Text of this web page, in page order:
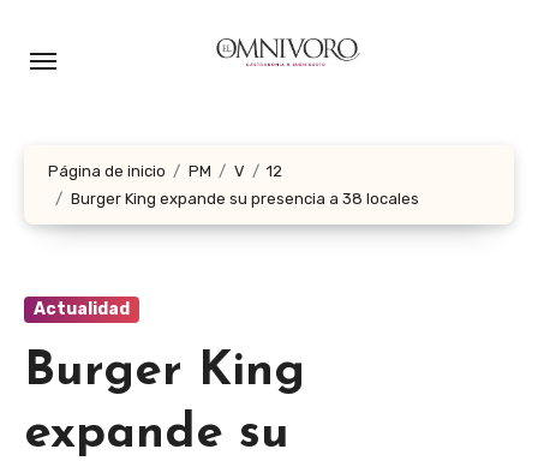
Página de inicio PM V
12
Burger King expande su presencia a 38 locales
Actualidad
Burger King
expande su